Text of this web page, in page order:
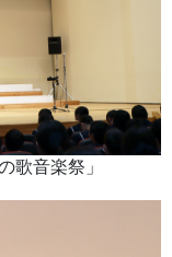
歌音楽祭」